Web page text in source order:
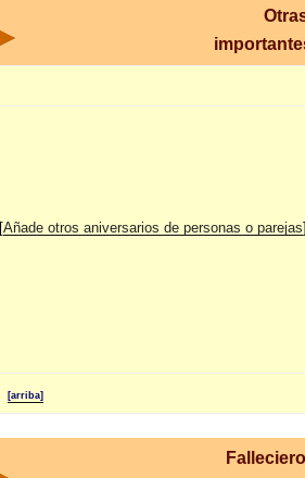
[Añade otros aniversarios de personas o parejas
[arriba]